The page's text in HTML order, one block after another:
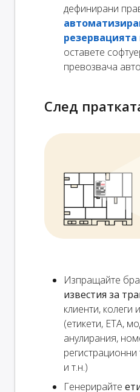
дефинирани
резервацията
оставете
превозвача
След
Изпращайте
известия за
клиенти, колеги
(етикети, ETA,
анулирания,
и т.н.)
Генерирайте